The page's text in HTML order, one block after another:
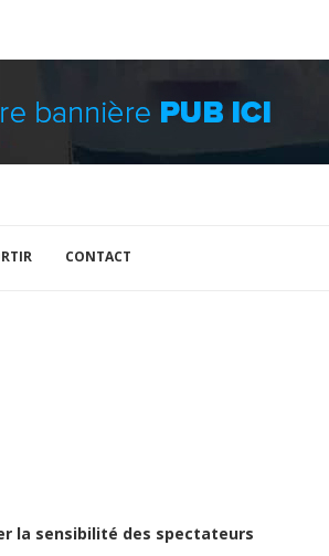
CONTACT
la sensibilité des spectateurs